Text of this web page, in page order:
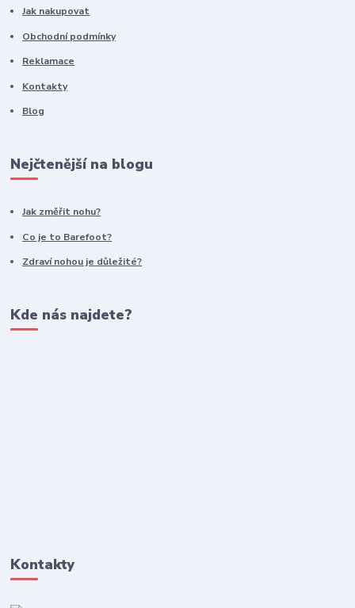
Jak nakupovat
Obchodní podmínky
Reklamace
Kontakty
Blog
Nejčtenější na blogu
Jak změřit nohu?
Co je to Barefoot?
Zdraví nohou je důležité?
Kde nás najdete?
Kontakty